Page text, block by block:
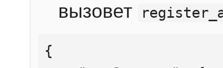
вызовет
{